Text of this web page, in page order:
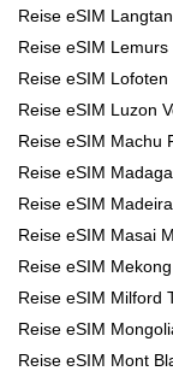
Reise eSIM
Reise eSIM Lemurs
Reise eSIM Lofoten
Reise eSIM Luzon
Reise eSIM Machu
Reise eSIM
Reise eSIM
Reise eSIM Masai
Reise eSIM
Reise eSIM Milford
Reise eSIM
Reise eSIM Mont